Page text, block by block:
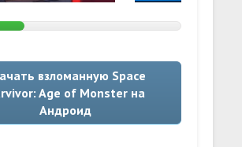
взломанную Space
Age of Monster на
Андроид